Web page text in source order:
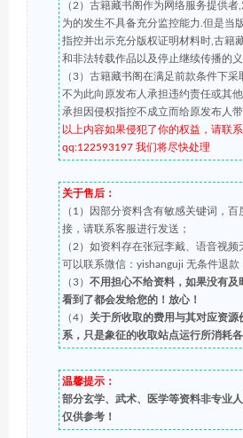
（2）古籍藏书阁作为网络服务提供
为的发生不具备充分监控能力.但是当
指控并出示充分版权证明材料时,古籍
和非法转载作品以及停止继续传播的
（3）古籍藏书阁在满足前款条件下
不为此向原发布人承担违约责任或其
承担因侵权指控不成立而给原发布人
以上内容如果侵犯了你的权益，请联
qq:122593197 我们将尽快处理
关于售后：
（1）因部分资料含有敏感关键词，
接，请联系客服进行发送；
（2）如资料存在张冠李戴、语音视
可以联系微信：yishanguji 无条件退款
（3） 不用担心不给资料，如果没有及
看到了都会发给您的！放心！
（4） 关于所收取的费用与其对应资源
系，只是象征的收取站点运行所消耗
温馨提示：
部分玄学、武术、医学等资料非专业
仅供参考！